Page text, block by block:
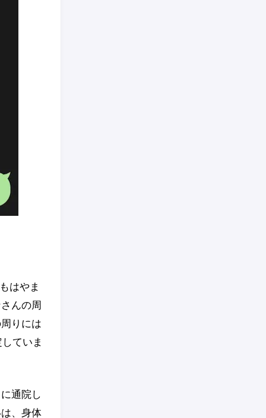
はやま
んの周
りには
ていま
通院し
、身体